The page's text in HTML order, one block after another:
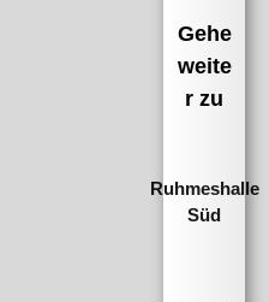
Gehe
weite
r zu
Ruhmeshalle
Süd